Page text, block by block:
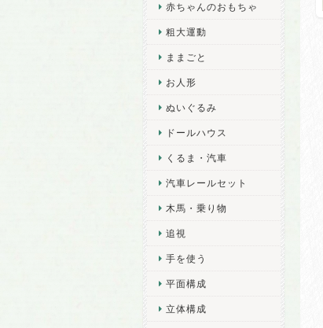
赤ちゃんのおもちゃ
粗大運動
ままごと
お人形
ぬいぐるみ
ドールハウス
くるま・汽車
汽車レールセット
木馬・乗り物
追視
手を使う
平面構成
立体構成